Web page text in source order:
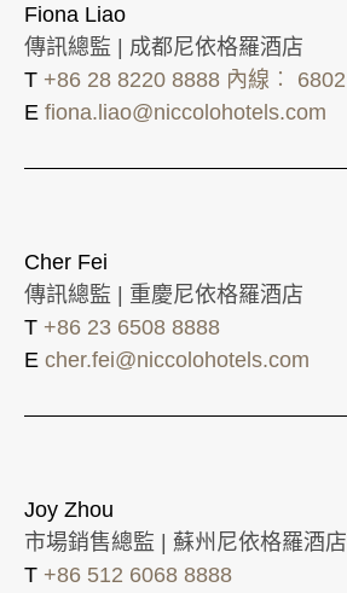
Fiona Liao
傳訊總監 | 成都尼依格羅酒店
T +86 28 8220 8888 內線︰ 6802
E fiona.liao@niccolohotels.com
Cher Fei
傳訊總監 | 重慶尼依格羅酒店
T +86 23 6508 8888
E cher.fei@niccolohotels.com
Joy Zhou
市場銷售總監 | 蘇州尼依格羅酒店
T +86 512 6068 8888